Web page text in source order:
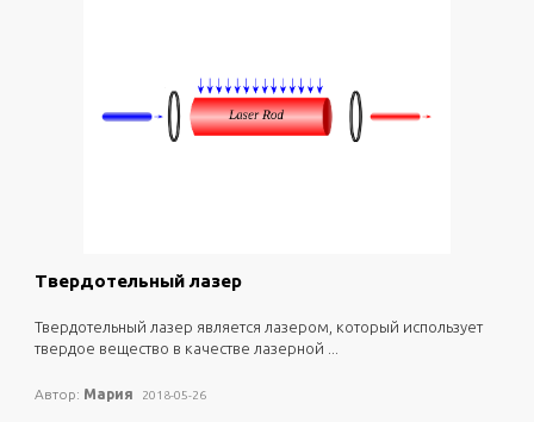
Твердотельный лазер
твердотельный лазер является лазером, который использует
твердое вещество в качестве лазерной ...
Автор: Мария 2018-05-26